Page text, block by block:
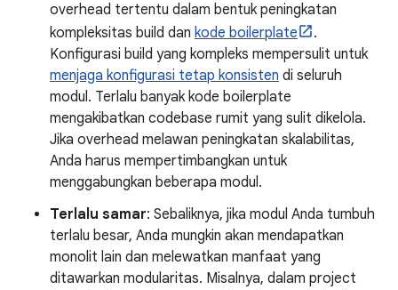
overhead tertentu dalam bentuk peningkatan
kompleksitas build dan kode boilerplate
.
Konfigurasi build yang kompleks mempersulit untuk
menjaga konfigurasi tetap konsisten di seluruh
modul. Terlalu banyak kode boilerplate
mengakibatkan codebase rumit yang sulit dikelola.
Jika overhead melawan peningkatan skalabilitas,
Anda harus mempertimbangkan untuk
menggabungkan beberapa modul.
Terlalu samar: Sebaliknya, jika modul Anda tumbuh
terlalu besar, Anda mungkin akan mendapatkan
monolit lain dan melewatkan manfaat yang
ditawarkan modularitas. Misalnya, dalam project